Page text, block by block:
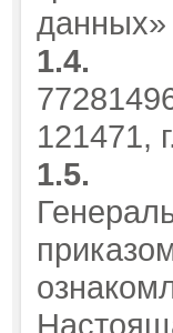
данных»
121471,